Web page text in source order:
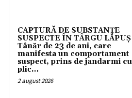
CAPTURĂ DE SUBSTANȚE
SUSPECTE ÎN TÂRGU LĂPUȘ |
Tânăr de 23 de ani, care
manifesta un comportament
suspect, prins de jandarmi
plic...
2 august 2026